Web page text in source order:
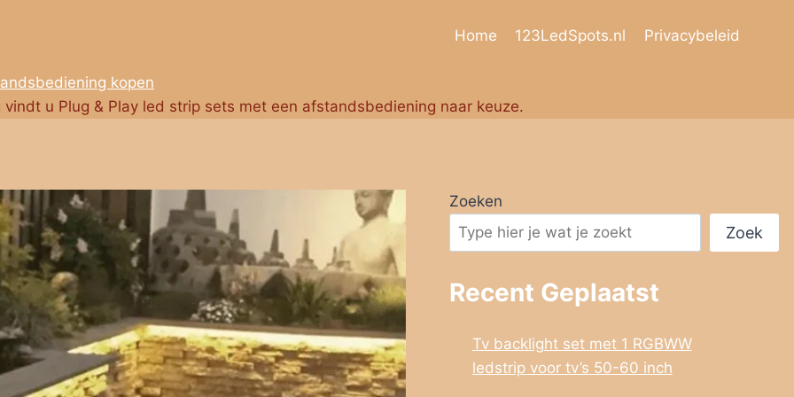
Home 123LedSpots.nl Privacybeleid
kopen
vindt u Plug & Play led strip sets met een afstandsbediening naar keuze.
Zoeken
Zoek
Recent Geplaatst
Tv backlight set met 1 RGBWW
ledstrip voor tv’s 50-60 inch